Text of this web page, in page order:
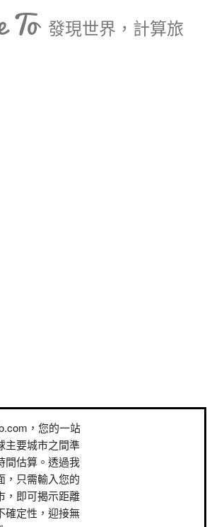
To 發現世界，計算旅
，您的一站
主要城市之間準
間估算。透過我
，只需輸入您的
，即可揭示距離
確定性，迎接無